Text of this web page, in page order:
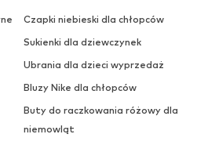
Czapki niebieski dla chłopców
Sukienki dla dziewczynek
Ubrania dla dzieci wyprzedaż
Bluzy Nike dla chłopców
Buty do raczkowania różowy dla
niemowląt